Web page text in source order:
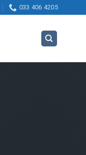
033 406 4205